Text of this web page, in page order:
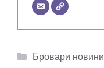
Категорії
Бровари новини